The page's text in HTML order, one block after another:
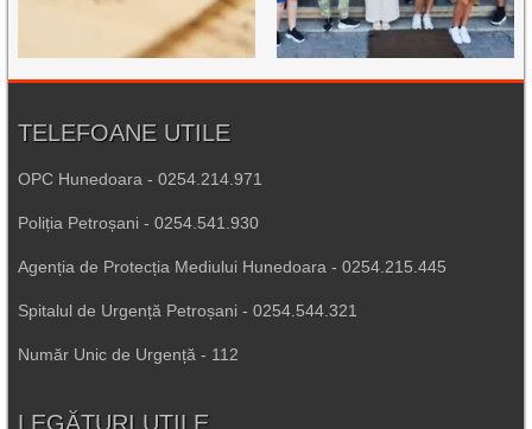
TELEFOANE UTILE
OPC Hunedoara - 0254.214.971
Poliția Petroșani - 0254.541.930
Agenția de Protecția Mediului Hunedoara - 0254.215.445
Spitalul de Urgență Petroșani - 0254.544.321
Număr Unic de Urgență - 112
LEGĂTURI UTILE